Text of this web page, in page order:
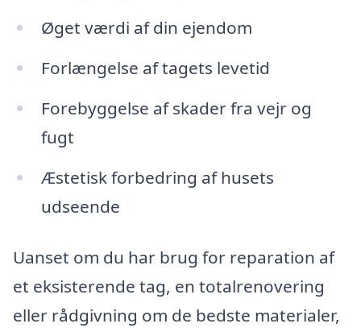
Øget værdi af din ejendom
Forlængelse af tagets levetid
Forebyggelse af skader fra vejr og
fugt
Æstetisk forbedring af husets
udseende
Uanset om du har brug for reparation af
et eksisterende tag, en totalrenovering
eller rådgivning om de bedste materialer,